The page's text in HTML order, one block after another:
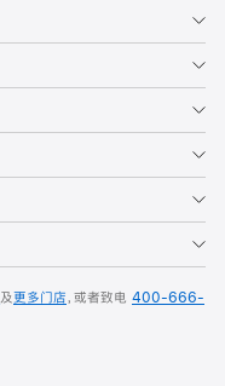
及更多门店，或者致电 400-666-